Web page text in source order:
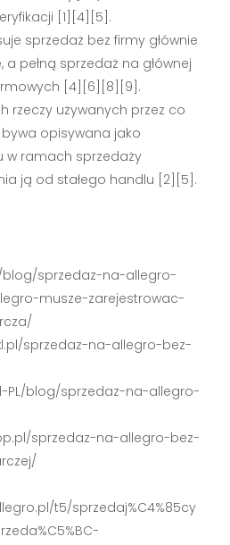
[1][4][5].
sprzedaż bez firmy głównie
, a pełną sprzedaż na głównej
[4][6][8][9].
rzeczy używanych przez co
opisywana jako
w ramach sprzedaży
ją od stałego handlu [2][5].
blog/sprzedaz-na-allegro-
musze-zarejestrowac-
sprzedaz-na-allegro-bez-
blog/sprzedaz-na-allegro-
sprzedaz-na-allegro-bez-
t5/sprzedaj%C4%85cy